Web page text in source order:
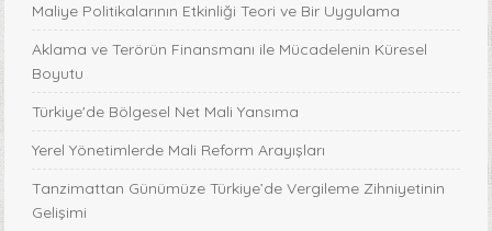
Maliye Politikalarının Etkinliği Teori ve Bir Uygulama
Aklama ve Terörün Finansmanı ile Mücadelenin Küresel
Boyutu
Türkiye'de Bölgesel Net Mali Yansıma
Yerel Yönetimlerde Mali Reform Arayışları
Tanzimattan Günümüze Türkiye’de Vergileme Zihniyetinin
Gelişimi